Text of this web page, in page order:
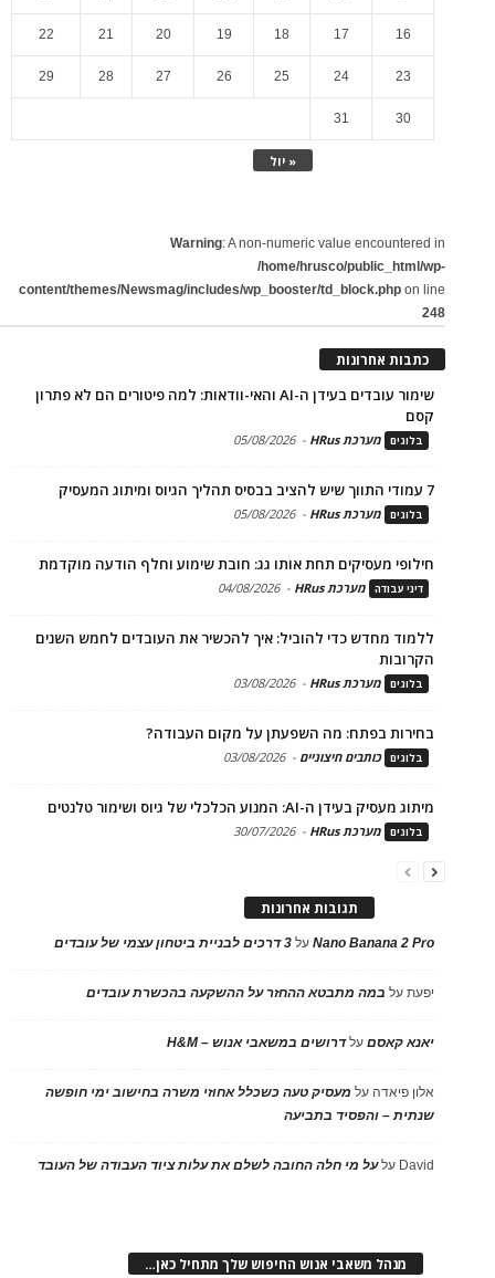
« יול
16
17
18
19
20
21
22
23
24
25
26
27
28
29
30
31
Warning: A non-numeric value encountered in
/home/hrusco/public_html/wp-
content/themes/Newsmag/includes/wp_booster/td_block.php on line
248
כתבות אחרונות
שימור עובדים בעידן ה-AI והאי-וודאות: למה פיטורים הם לא פתרון
קסם
בלוגים מערכת HRus -
05/08/2026
7 עמודי התווך שיש להציב בבסיס תהליך הגיוס ומיתוג המעסיק
בלוגים מערכת HRus -
05/08/2026
חילופי מעסיקים תחת אותו גג: חובת שימוע וחלף הודעה מוקדמת
דיני עבודה מערכת HRus -
04/08/2026
ללמוד מחדש כדי להוביל: איך להכשיר את העובדים לחמש השנים
הקרובות
בלוגים מערכת HRus -
03/08/2026
בחירות בפתח: מה השפעתן על מקום העבודה?
בלוגים כותבים חיצוניים -
03/08/2026
מיתוג מעסיק בעידן ה-AI: המנוע הכלכלי של גיוס ושימור טלנטים
בלוגים מערכת HRus -
30/07/2026
תגובות אחרונות
Nano Banana 2 Proעל 3 דרכים לבניית ביטחון עצמי של עובדים
יפעתעל במה מתבטא ההחזר על ההשקעה בהכשרת עובדים
יאנא קאסםעלדרושים במשאבי אנוש – H&M
אלון פיאדה על מעסיק טעה כשכלל אחוזי משרה בחישוב ימי חופשה
שנתית – והפסיד בתביעה
David עלעל מי חלה החובה לשלם את עלות ציוד העבודה של העובד
מנהל משאבי אנוש החיפוש שלך מתחיל כאן…